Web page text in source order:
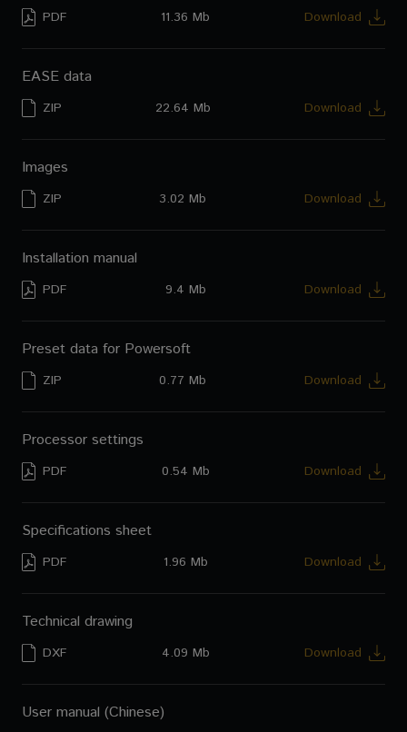
PDF 11.36 Mb Download
EASE data
ZIP 22.64 Mb Download
Images
ZIP 3.02 Mb Download
Installation manual
PDF 9.4 Mb Download
Preset data for Powersoft
ZIP 0.77 Mb Download
Processor settings
PDF 0.54 Mb Download
Specifications sheet
PDF 1.96 Mb Download
Technical drawing
DXF 4.09 Mb Download
User manual (Chinese)